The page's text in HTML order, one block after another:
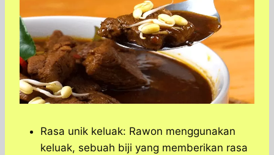
Rasa unik keluak: Rawon menggunakan
keluak, sebuah biji yang memberikan rasa